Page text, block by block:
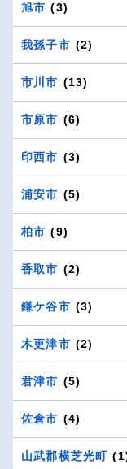
旭市 (3)
我孫子市 (2)
市川市 (13)
市原市 (6)
印西市 (3)
浦安市 (5)
柏市 (9)
香取市 (2)
鎌ケ谷市 (3)
木更津市 (2)
君津市 (5)
佐倉市 (4)
山武郡横芝光町